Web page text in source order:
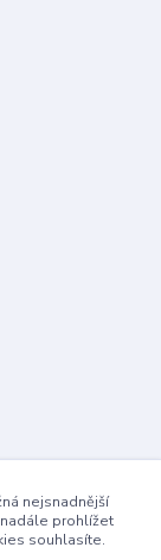
nejsnadnější
prohlížet
souhlasíte.